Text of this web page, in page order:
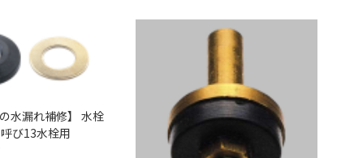
水漏れ補修】 水栓
び13水栓用